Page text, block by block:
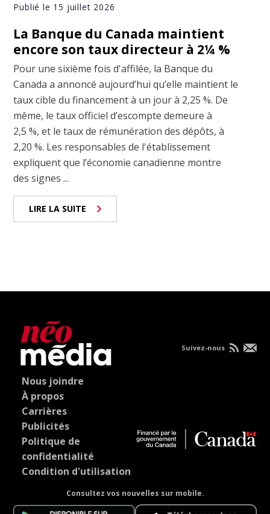
Publié le 15 juillet 2026
La Banque du Canada maintient
encore son taux directeur à 2¼ %
Pour une sixième fois d'affilée, la Banque du
Canada a annoncé aujourd’hui qu’elle maintient le
taux cible du financement à un jour à 2,25 %. De
même, le taux officiel d’escompte demeure à
2,5 %, et le taux de rémunération des dépôts, à
2,20 %. Les responsables de l'établissement
expliquent que l’économie canadienne montre
des signes ...
LIRE LA SUITE
Nous joindre
À propos
Carrières
Publicités
Politique de
confidentialité
Condition d'utilisation
Consultez vos nouvelles sur mobile.
Suivez-nous